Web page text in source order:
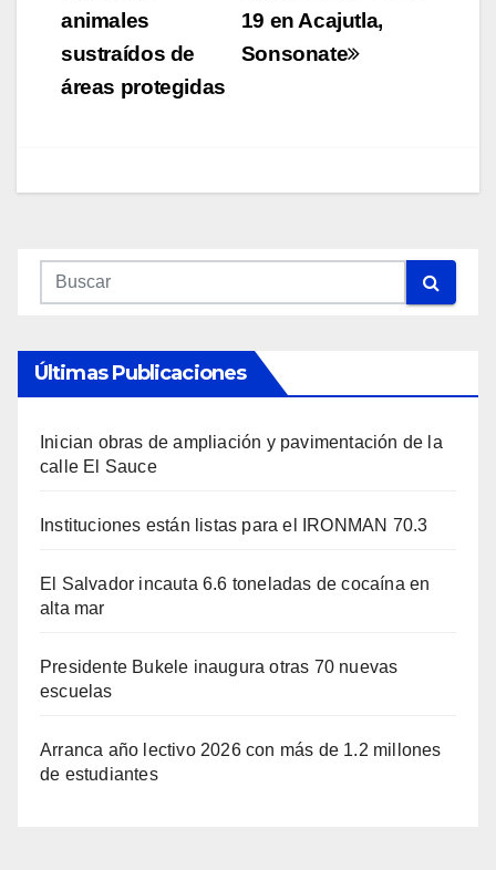
19 en Acajutla,
Sonsonate
animales
sustraídos de
áreas protegidas
Últimas Publicaciones
Inician obras de ampliación y pavimentación de la
calle El Sauce
Instituciones están listas para el IRONMAN 70.3
El Salvador incauta 6.6 toneladas de cocaína en
alta mar
Presidente Bukele inaugura otras 70 nuevas
escuelas
Arranca año lectivo 2026 con más de 1.2 millones
de estudiantes